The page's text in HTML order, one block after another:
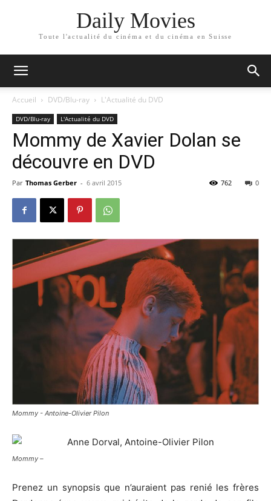
Daily Movies
Toute l'actualité du cinéma et du cinéma en Suisse
Accueil DVD/Blu-ray L'Actualité du DVD
DVD/Blu-ray L'Actualité du DVD
Mommy de Xavier Dolan se
découvre en DVD
Par Thomas Gerber - 6 avril 2015 0
762
Mommy - Antoine-Olivier Pilon
Mommy –
Prenez un synopsis que n’auraient pas renié les frères